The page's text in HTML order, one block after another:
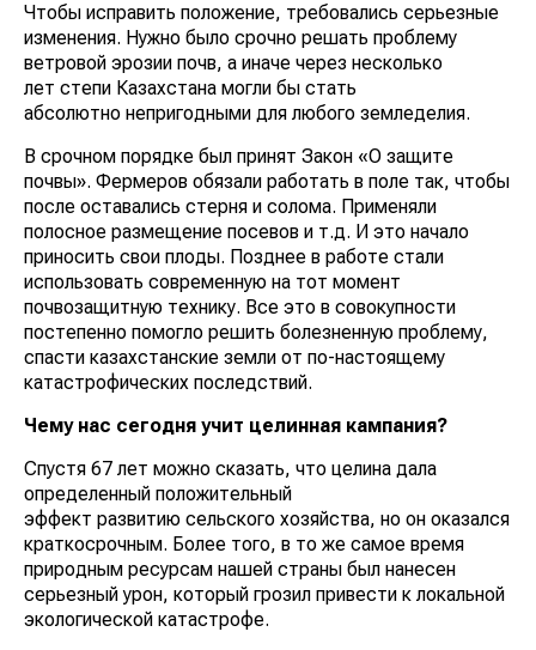
Чтобы исправить положение, требовались серьезные
изменения. Нужно было срочно решать проблему
ветровой эрозии почв, а иначе через несколько
лет степи Казахстана могли бы стать
абсолютно непригодными для любого земледелия.
В срочном порядке был принят Закон «О защите
почвы». Фермеров обязали работать в поле так, чтобы
после оставались стерня и солома. Применяли
полосное размещение посевов и т.д. И это начало
приносить свои плоды. Позднее в работе стали
использовать современную на тот момент
почвозащитную технику. Все это в совокупности
постепенно помогло решить болезненную проблему,
спасти казахстанские земли от по-настоящему
катастрофических последствий.
Чему нас сегодня учит целинная кампания?
Спустя 67 лет можно сказать, что целина дала
определенный положительный
эффект развитию сельского хозяйства, но он оказался
краткосрочным. Более того, в то же самое время
природным ресурсам нашей страны был нанесен
серьезный урон, который грозил привести к локальной
экологической катастрофе.